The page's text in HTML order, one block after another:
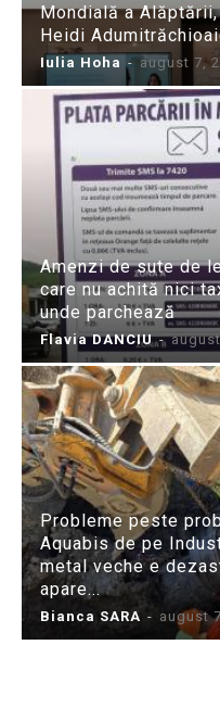
Mondială a
Heidi
Iulia Hoha - august 7,
Amenzi de sute de
care nu achită nici
unde parchează
Flavia DANCIU -
Probleme peste
Aquabis de pe
metal veche e
apare...
Bianca SARA - august